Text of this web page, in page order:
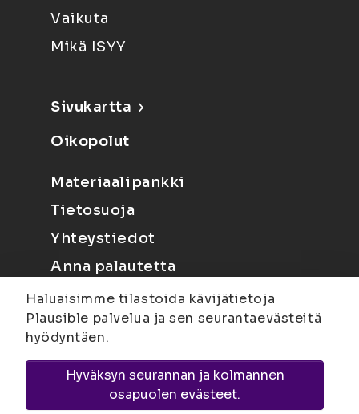
Vaikuta
Mikä ISYY
Sivukartta
Oikopolut
Materiaalipankki
Tietosuoja
Yhteystiedot
Anna palautetta
Joensuu
Suvantokatu 6, 80100 Joensuu |
KuopioYliopistonranta 15, PL 1627, 70211
Haluaisimme tilastoida kävijätietoja
Plausible palvelua ja sen seurantaevästeitä
hyödyntäen.
Hyväksyn seurannan ja kolmannen
osapuolen evästeet.